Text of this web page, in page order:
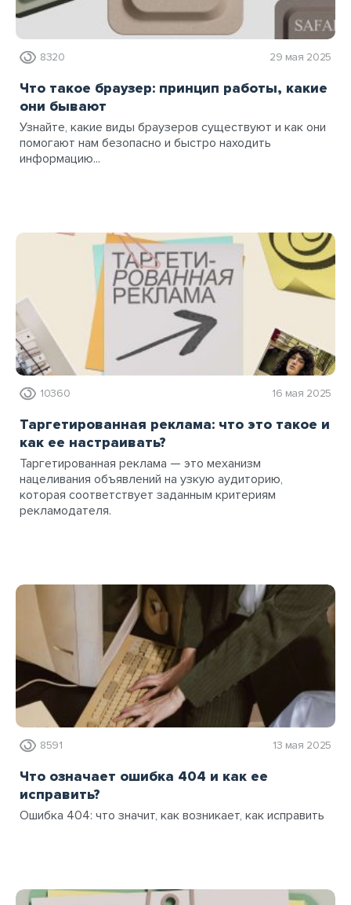
8320 29 мая 2025
Что такое браузер: принцип работы, какие
они бывают
Узнайте, какие виды браузеров существуют и как они
помогают нам безопасно и быстро находить
информацию...
10360 16 мая 2025
Таргетированная реклама: что это такое и
как ее настраивать?
Таргетированная реклама — это механизм
нацеливания объявлений на узкую аудиторию,
которая соответствует заданным критериям
рекламодателя.
8591 13 мая 2025
Что означает ошибка 404 и как ее
исправить?
Ошибка 404: что значит, как возникает, как исправить